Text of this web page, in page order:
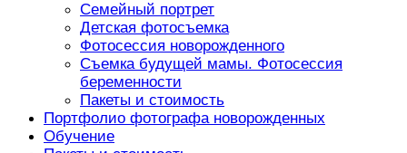
Семейный портрет
Детская фотосъемка
Фотосессия новорожденного
Съемка будущей мамы. Фотосессия
беременности
Пакеты и стоимость
Портфолио фотографа новорожденных
Обучение